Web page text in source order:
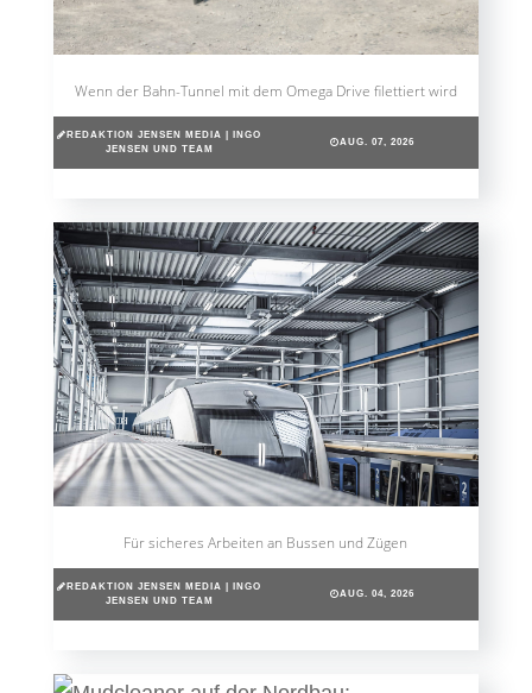
Wenn der Bahn-Tunnel mit dem Omega Drive filettiert wird
REDAKTION JENSEN MEDIA | INGO
JENSEN UND TEAM
AUG. 07, 2026
Für sicheres Arbeiten an Bussen und Zügen
REDAKTION JENSEN MEDIA | INGO
JENSEN UND TEAM
AUG. 04, 2026